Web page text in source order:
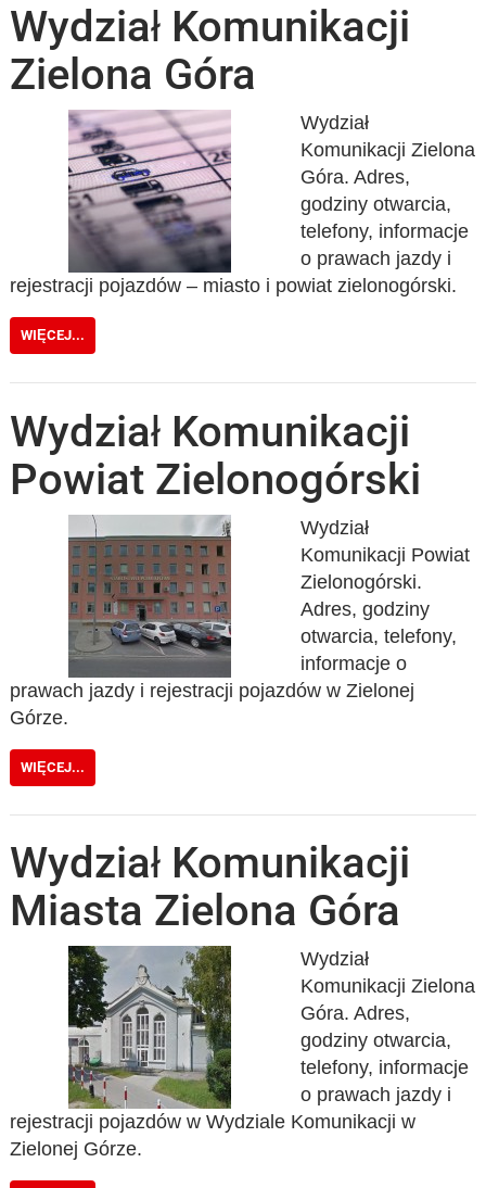
Wydział Komunikacji
Zielona Góra
Wydział
Komunikacji Zielona
Góra. Adres,
godziny otwarcia,
telefony, informacje
o prawach jazdy i
rejestracji pojazdów – miasto i powiat zielonogórski.
WIĘCEJ...
Wydział Komunikacji
Powiat Zielonogórski
Wydział
Komunikacji Powiat
Zielonogórski.
Adres, godziny
otwarcia, telefony,
informacje o
prawach jazdy i rejestracji pojazdów w Zielonej
Górze.
WIĘCEJ...
Wydział Komunikacji
Miasta Zielona Góra
Wydział
Komunikacji Zielona
Góra. Adres,
godziny otwarcia,
telefony, informacje
o prawach jazdy i
rejestracji pojazdów w Wydziale Komunikacji w
Zielonej Górze.